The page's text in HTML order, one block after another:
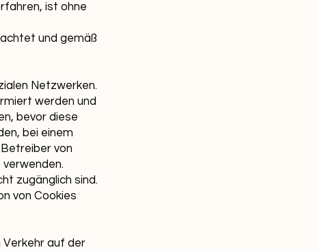
ist ohne
und gemäß
Netzwerken.
werden und
bevor diese
bei einem
von
zugänglich sind.
von Cookies
Verkehr auf der